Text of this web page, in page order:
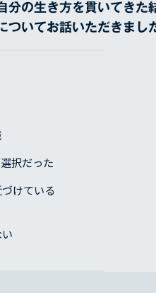
分の生き方を貫いてきた
いてお話いただきまし
択だった
けている